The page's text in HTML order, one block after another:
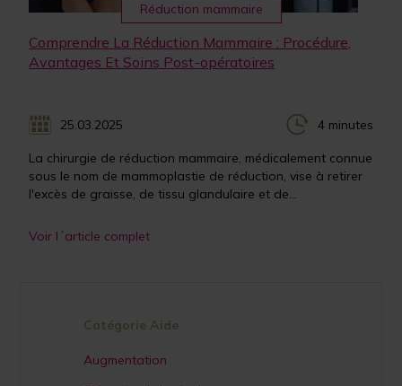
Réduction mammaire
Comprendre La Réduction Mammaire : Procédure,
Avantages Et Soins Post-opératoires
25.03.2025 4 minutes
La chirurgie de réduction mammaire, médicalement connue
sous le nom de mammoplastie de réduction, vise à retirer
l'excès de graisse, de tissu glandulaire et de...
Voir l´article complet
Catégorie Aide
Augmentation